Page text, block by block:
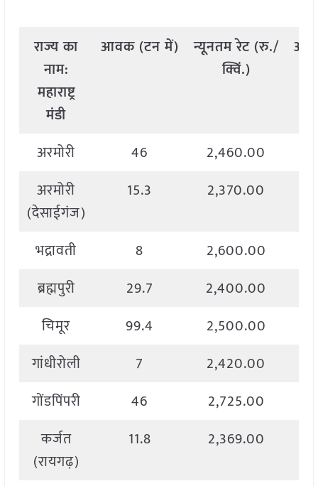
राज्यका
नाम:
महाराष्ट्र
मंडी
आवक (टनमें) न्यूनतमरेट (रु./
क्विं.)
अरमोरी 46 2,460.00
अरमोरी
(देसाईगंज)
15.3 2,370.00
भद्रावती 8 2,600.00
ब्रह्मपुरी
29.7 2,400.00
चिमूर
99.4 2,500.00
गांधीरोली
7 2,420.00
गोंडपिंपरी
46 2,725.00
कर्जत
(रायगढ़)
11.8 2,369.00